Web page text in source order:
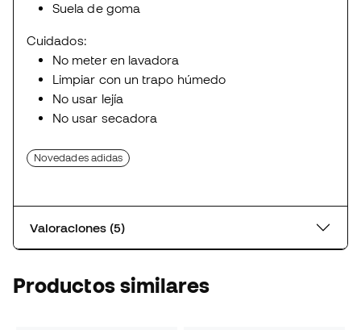
Suela de goma
Cuidados:
No meter en lavadora
Limpiar con un trapo húmedo
No usar lejía
No usar secadora
Novedades adidas
Valoraciones (5)
Productos similares